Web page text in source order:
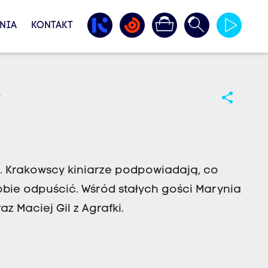
KONTAKT
share
Krakowscy kiniarze podpowiadają, co
odpuścić. Wśród stałych gości Marynia
Maciej Gil z Agrafki.